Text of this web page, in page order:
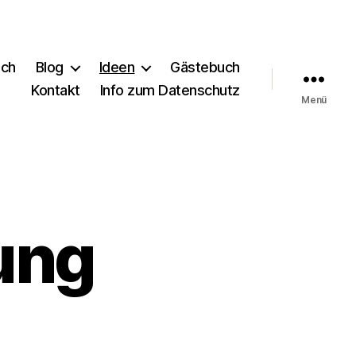
Blog Ideen
Gästebuch
Kontakt
Info zum Datenschutz
Menü